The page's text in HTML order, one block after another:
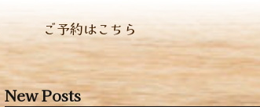
ご予約はこちら
New Posts